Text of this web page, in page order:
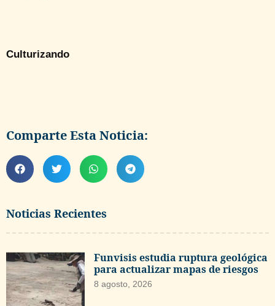
Noticias Recientes
Funvisis estudia ruptura geológica
para actualizar mapas de riesgos
8 agosto, 2026
Culturizando
Comparte Esta Noticia: